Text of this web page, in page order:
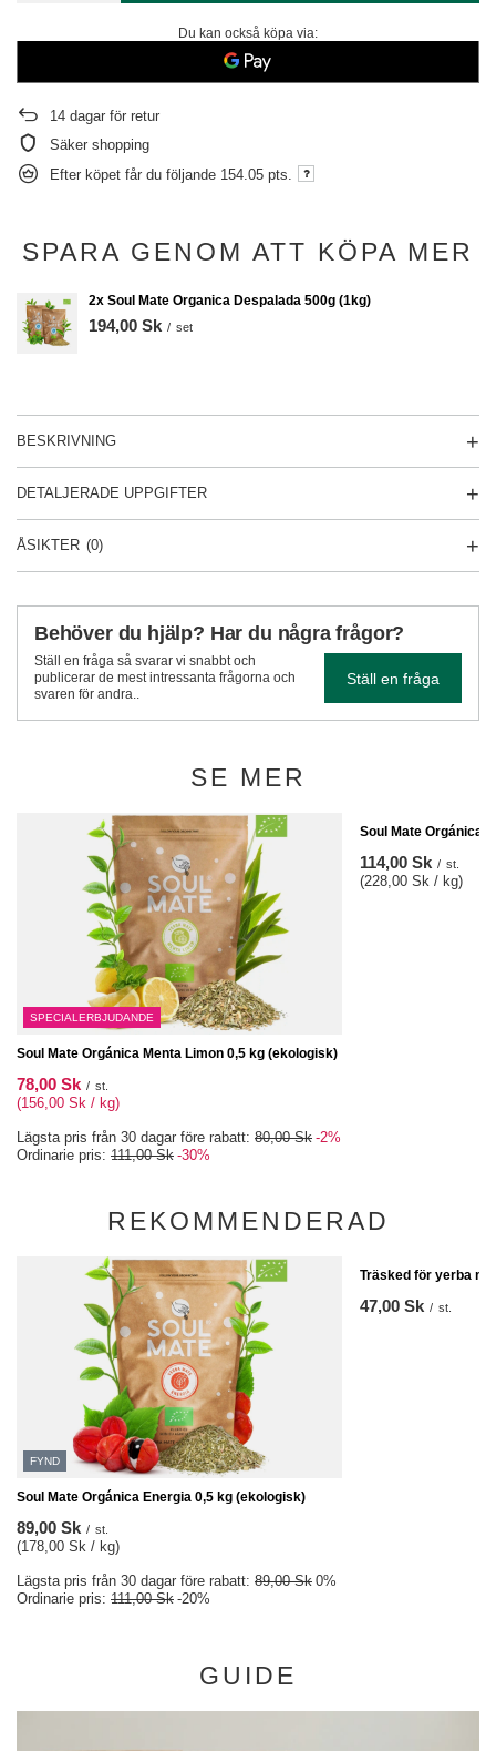
Du kan också köpa via:
14 dagar för retur
Säker shopping
Efter köpet får du följande 154.05 pts.
SPARA GENOM ATT KÖPA MER
2x Soul Mate Organica Despalada 500g (1kg)
194,00 Sk / set
BESKRIVNING
DETALJERADE UPPGIFTER
ÅSIKTER (0)
Behöver du hjälp? Har du några frågor?
Ställ en fråga så svarar vi snabbt och
publicerar de mest intressanta frågorna och
svaren för andra..
Ställ en fråga
SE MER
SPECIALERBJUDANDE
Soul Mate Orgánica Menta Limon 0,5 kg (ekologisk)
78,00 Sk / st.
(156,00 Sk / kg)
Lägsta pris från 30 dagar före rabatt: 80,00 Sk -2%
Ordinarie pris: 111,00 Sk -30%
Soul Mate Orgánica
114,00 Sk / st.
(228,00 Sk / kg)
REKOMMENDERAD
FYND
Soul Mate Orgánica Energia 0,5 kg (ekologisk)
89,00 Sk / st.
(178,00 Sk / kg)
Lägsta pris från 30 dagar före rabatt: 89,00 Sk 0%
Ordinarie pris: 111,00 Sk -20%
Träsked för yerba
47,00 Sk / st.
GUIDE